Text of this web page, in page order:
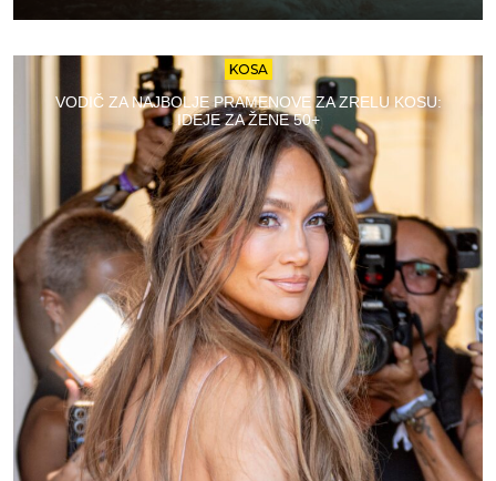
KOSA
VODIČ ZA NAJBOLJE PRAMENOVE ZA ZRELU KOSU:
IDEJE ZA ŽENE 50+